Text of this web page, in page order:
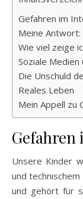
Gefahren im
Meine Antwort:
Wie viel zeige
Soziale Medien
Die Unschuld
Reales Leben
Mein Appell zu
Unsere Kinder
und
und gehört für